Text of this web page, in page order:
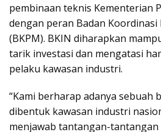
pembinaan teknis Kementerian
dengan peran Badan Koordinasi
(BKPM). BKIN diharapkan
tarik investasi dan mengatasi
pelaku kawasan industri.
“Kami berharap adanya sebuah
dibentuk kawasan industri
menjawab tantangan-tantangan